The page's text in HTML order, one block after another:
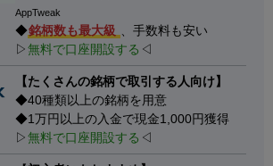
AppTweak
◆銘柄数も最大級
、手数料も安い
▷無料で口座開設する ◁
【たくさんの銘柄で取引する人向け】
◆40種類以上の銘柄を用意
◆1万円以上の入金で現金1,000円獲得
▷無料で口座開設する ◁